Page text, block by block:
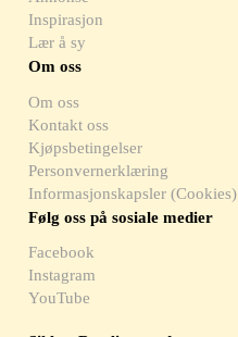
Inspirasjon
Lær å sy
Om oss
Om oss
Kontakt oss
Kjøpsbetingelser
Personvernerklæring
Informasjonskapsler (Cookies)
Følg oss på sosiale medier
Facebook
Instagram
YouTube